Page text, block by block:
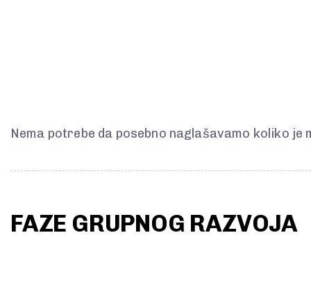
Nema potrebe da posebno naglašavamo koliko
FAZE GRUPNOG RAZVOJA